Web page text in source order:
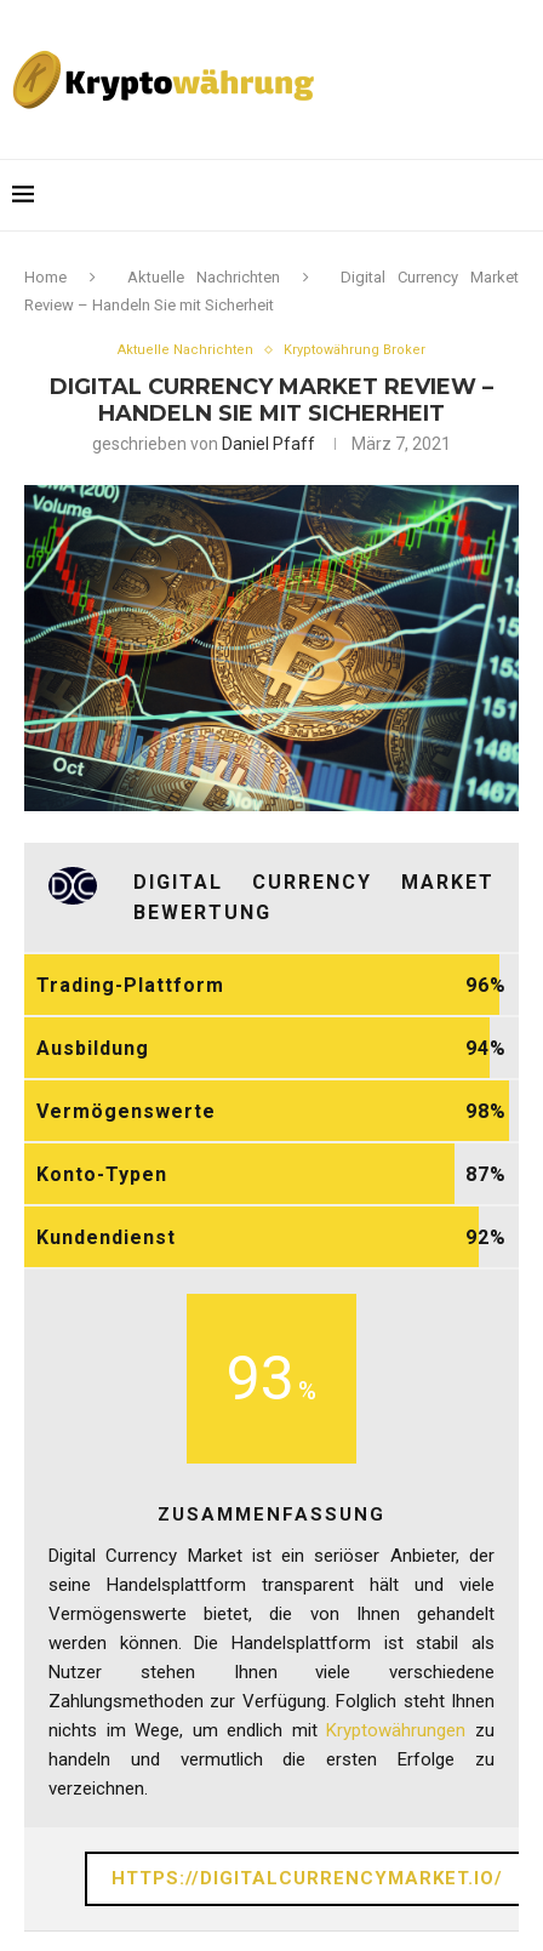
Home Aktuelle Nachrichten
Digital Currency Market
Review – Handeln Sie mit Sicherheit
Aktuelle Nachrichten Kryptowährung Broker
DIGITAL CURRENCY MARKET REVIEW –
HANDELN SIE MIT SICHERHEIT
geschrieben von Daniel Pfaff März 7, 2021
DIGITAL CURRENCY MARKET
BEWERTUNG
Trading-Plattform 96
Ausbildung 94
Vermögenswerte 98
Konto-Typen 87
Kundendienst 92
93
ZUSAMMENFASSUNG
Digital Currency Market ist ein seriöser Anbieter, der
seine Handelsplattform transparent hält und viele
Vermögenswerte bietet, die von Ihnen gehandelt
werden können. Die Handelsplattform ist stabil als
Nutzer stehen Ihnen viele verschiedene
Zahlungsmethoden zur Verfügung. Folglich steht Ihnen
nichts im Wege, um endlich mitKryptowährungen zu
handeln und vermutlich die ersten Erfolge zu
verzeichnen.
HTTPS://DIGITALCURRENCYMARKET.IO/